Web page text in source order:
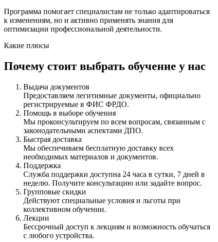
Программа помогает специалистам не только адаптироваться
к изменениям, но и активно применять знания для
оптимизации профессиональной деятельности.
Какие плюсы
Почему стоит выбрать обучение у нас
Выдача документов
Предоставляем легитимные документы, официально
регистрируемые в ФИС ФРДО.
Помощь в выборе обучения
Мы проконсультируем по всем вопросам, связанным с
законодательными аспектами ДПО.
Быстрая доставка
Мы обеспечиваем бесплатную доставку всех
необходимых материалов и документов.
Поддержка
Служба поддержки доступна 24 часа в сутки, 7 дней в
неделю. Получите консультацию или задайте вопрос.
Групповые скидки
Действуют специальные условия и льготы при
коллективном обучении.
Лекции
Бессрочный доступ к лекциям и возможность обучаться
с любого устройства.